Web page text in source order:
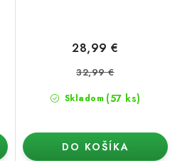
Skladom (57 ks)
28,99 €
32,99 €
DO KOŠÍKA